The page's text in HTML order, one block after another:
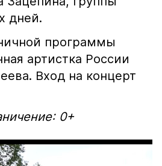
дней.
программы
артистка России
Вход на концерт
0+